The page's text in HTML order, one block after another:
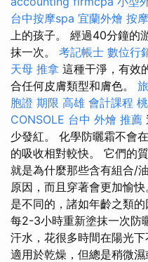
台中按摩spa 宜蘭外燴 按
上的孩子。 經過40分鐘的
抹一次。 考記帳士 數位行
天母 推拿 這種干淨，有效
合任何皮膚類型和膚色。
胞證 期限 高雄 會計課程
CONSOLE 台中 外燴 推薦
少發紅。 化學防曬霜不會
的吸收相對較快。 它們的
就是為什麼那些含有組合/
原因，而且穿著會更加愉
是不同的，諸如年齡之類
每2-3小時重新塗抹一次防
汗水，花很多時間在陽光
適用於乾燥，但總是稍微